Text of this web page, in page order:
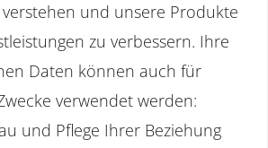
verstehen und unsere Produkte
zu verbessern. Ihre
Daten können auch für
verwendet werden:
und Pflege Ihrer Beziehung